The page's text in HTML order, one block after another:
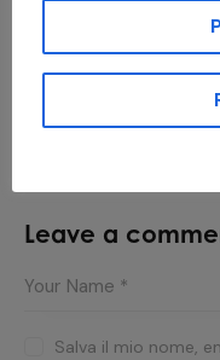
(M2M) nella
Industriale: Come
Connettività Sta
Leave a
Salva il mio nome,